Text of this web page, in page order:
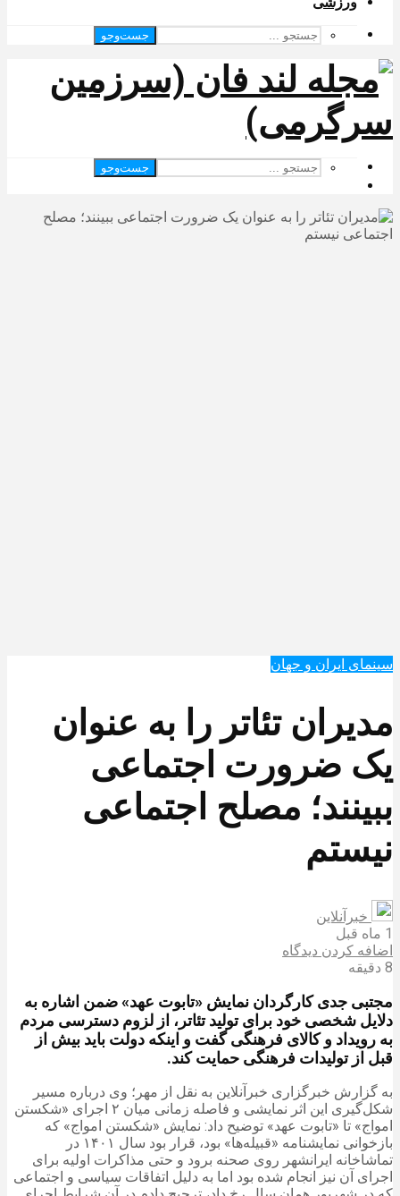
جست‌وجو
جست‌وجو
سینمای ایران و جهان
مدیران تئاتر را به عنوان
یک ضرورت اجتماعی
ببینند؛ مصلح اجتماعی
نیستم
خبرآنلاین
1 ماه قبل
اضافه کردن دیدگاه
8 دقیقه
مجتبی جدی کارگردان نمایش «تابوت عهد» ضمن اشاره به
دلایل شخصی خود برای تولید تئاتر، از لزوم دسترسی مردم
به رویداد و کالای فرهنگی گفت و اینکه دولت باید بیش از
قبل از تولیدات فرهنگی حمایت کند.
به گزارش خبرگزاری خبرآنلاین به نقل از مهر؛ وی درباره مسیر
شکل‌گیری این اثر نمایشی و فاصله زمانی میان ۲ اجرای «شکستن
امواج» تا «تابوت عهد» توضیح داد: نمایش «شکستن امواج» که
بازخوانی نمایشنامه «قبیله‌ها» بود، قرار بود سال ۱۴۰۱ در
تماشاخانه ایرانشهر روی صحنه برود و حتی مذاکرات اولیه برای
اجرای آن نیز انجام شده بود اما به دلیل اتفاقات سیاسی و اجتماعی